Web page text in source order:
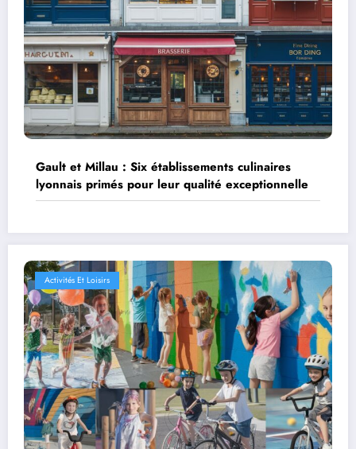
Gault et Millau : Six établissements culinaires
lyonnais primés pour leur qualité exceptionnelle
Activités Et Loisirs